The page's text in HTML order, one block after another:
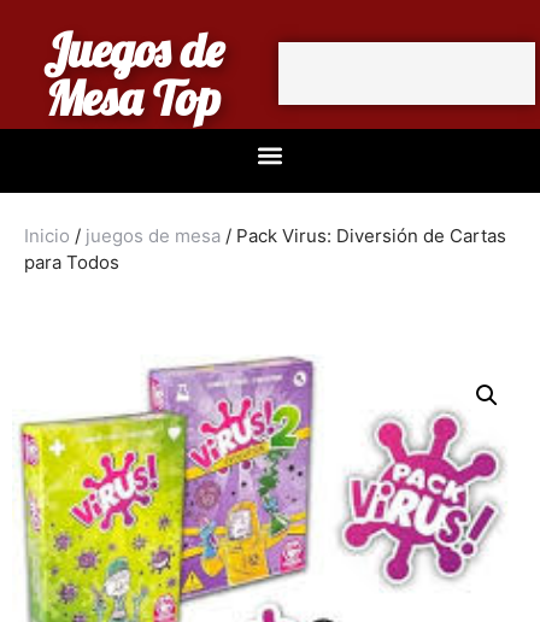
Juegos de
Mesa Top
Inicio / juegos de mesa / Pack Virus: Diversión de Cartas
para Todos